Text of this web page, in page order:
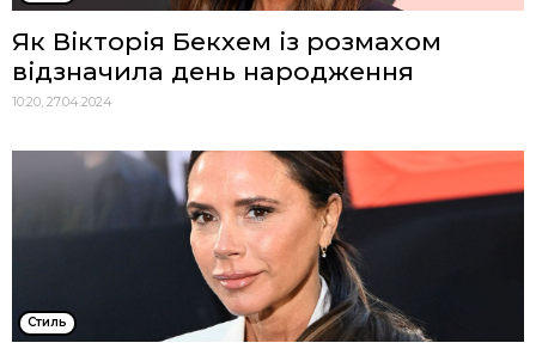
Як Вікторія Бекхем із розмахом
відзначила день народження
10:20, 27.04.2024
Стиль